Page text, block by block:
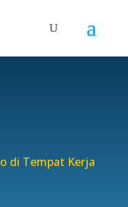
di Tempat Kerja